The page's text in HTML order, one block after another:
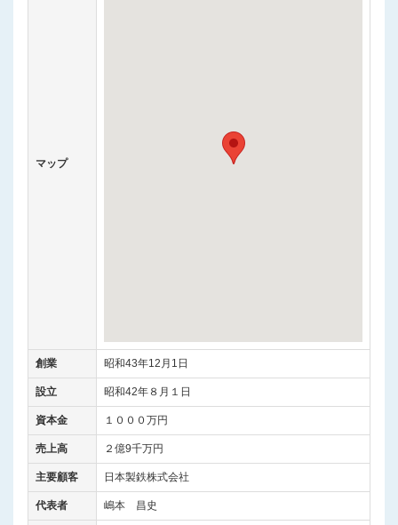
マップ
創業 昭和43年12月1日
設立 昭和42年８月１日
資本金 １０００万円
売上高 ２億9千万円
主要顧客 日本製鉄株式会社
代表者 嶋本 昌史